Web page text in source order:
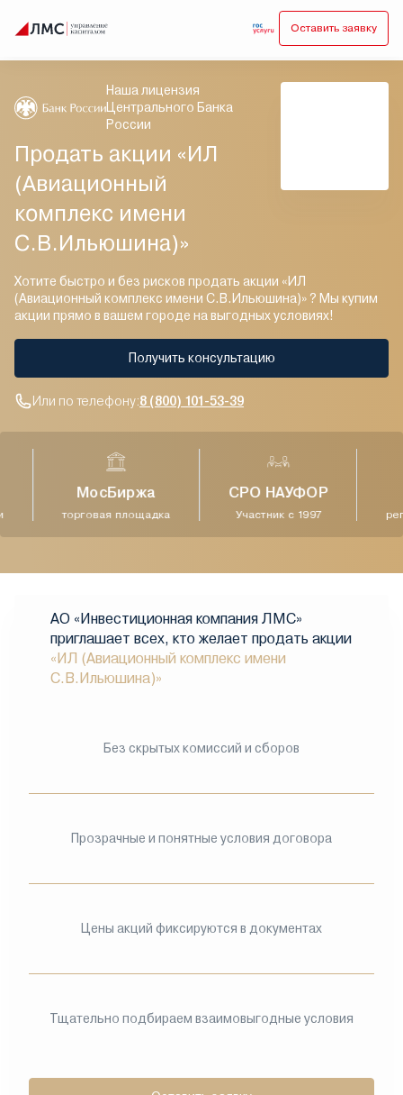
Оставить заявку
Наша лицензия
Центрального Банка
России
Продать акции «ИЛ
(Авиационный
комплекс имени
С.В.Ильюшина)»
Хотите быстро и без рисков продать акции «ИЛ
(Авиационный комплекс имени С.В.Ильюшина)» ? Мы купим
акции прямо в вашем городе на выгодных условиях!
Получить консультацию
Или по телефону:8 (800) 101-53-39
МосБиржа
торговая площадка
СРО НАУФОР
Участник с 1997
АО «Инвестиционная компания ЛМС»
приглашает всех, кто желает продать акции
«ИЛ (Авиационный комплекс имени
С.В.Ильюшина)»
Без скрытых комиссий и сборов
Прозрачные и понятные условия договора
Цены акций фиксируются в документах
Тщательно подбираем взаимовыгодные условия